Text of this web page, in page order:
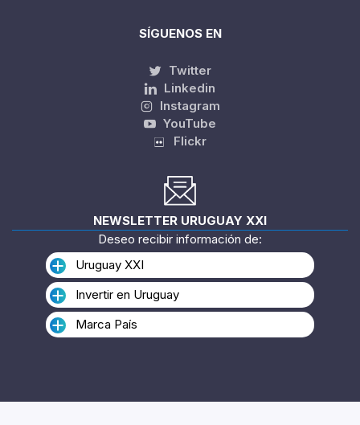
SÍGUENOS EN
Twitter
Linkedin
Instagram
YouTube
Flickr
NEWSLETTER URUGUAY XXI
Deseo recibir información de:
Uruguay XXI
Invertir en Uruguay
Marca País